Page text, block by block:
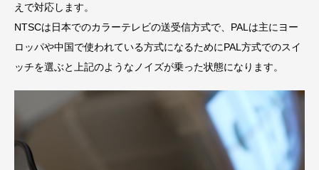
えで対応します。
NTSCは日本でのカラーテレビの送受信方式で、PALは主にヨー
ロッパや中国で使われている方式になるためにPAL方式でのスイ
ッチを選ぶと上記のようなノイズが乗った状態になります。